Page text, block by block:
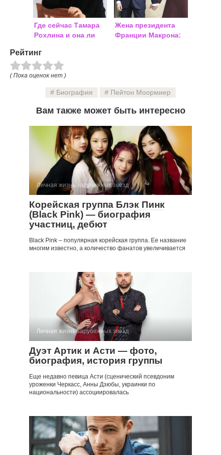
Где сейчас Тамара
Рохлина и она ли
убийстве генерала:
новости 2019 года
Жена президента
Франции Макрона:
Рейтинг
( Пока оценок нет )
Биография Пейтон Моормиер
Вам также может быть интересно
Личная жизнь зарубежных звезд
Корейская группа Блэк Пинк
(Black Pink) — биография
участниц, дебют
Black Pink – популярная корейская группа. Ее название
многим известно, а количество фанатов увеличивается
Личная жизнь зарубежных звезд
Дуэт Артик и Асти — фото,
биография, история группы
Еще недавно певица Асти (сценический псевдоним
уроженки Черкасс, Анны Дзюбы, украинки по
национальности) ассоциировалась